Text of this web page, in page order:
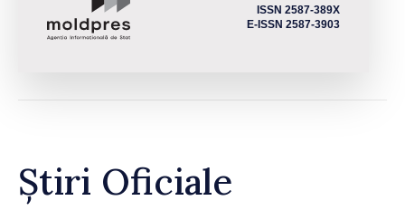
ISSN 2587-389X
E-ISSN 2587-3903
Știri Oficiale